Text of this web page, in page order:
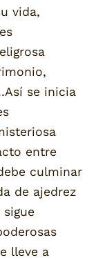
vida,
se inicia
entre
culminar
de ajedrez
lleve a